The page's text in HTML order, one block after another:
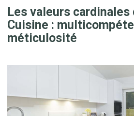
Les valeurs cardinales
Cuisine :
méticulosité